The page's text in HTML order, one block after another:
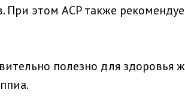
При этом ACP также
полезно для